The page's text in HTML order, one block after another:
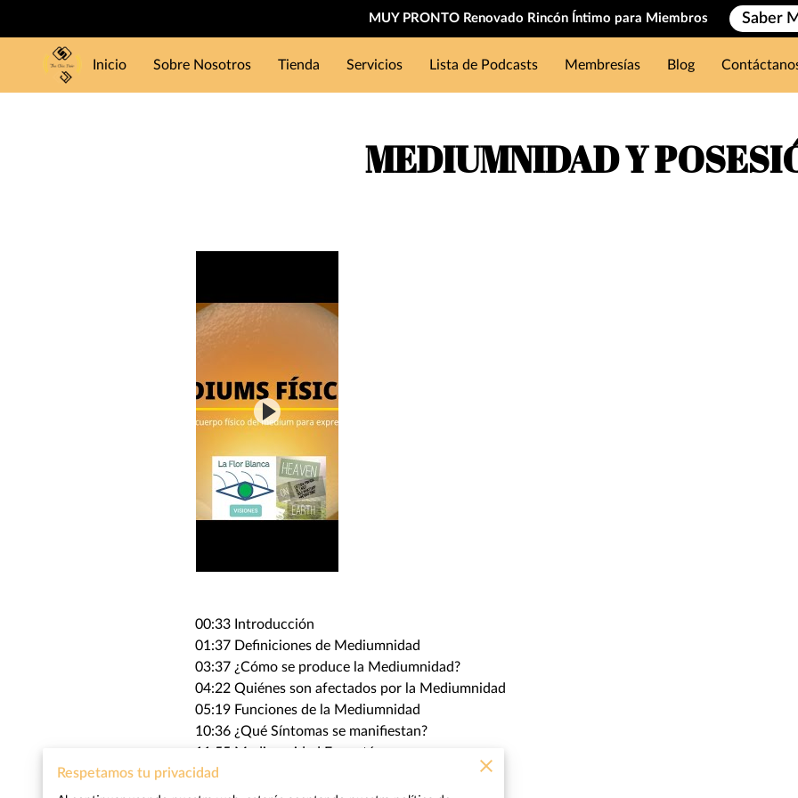
MUY PRONTO Renovado Rincón Íntimo para Miembros Saber
Inicio Sobre Nosotros Tienda Servicios Lista de Podcasts Membresías Blog
MEDIUMNIDAD Y
00:33 Introducción
01:37 Definiciones de Mediumnidad
03:37 ¿Cómo se produce la Mediumnidad?
04:22 Quiénes son afectados por la Mediumnidad
05:19 Funciones de la Mediumnidad
10:36 ¿Qué Síntomas se manifiestan?
11:55 Mediumnidad Espontánea
13:58 Mediumnidad Dolorosa
Respetamos tu privacidad